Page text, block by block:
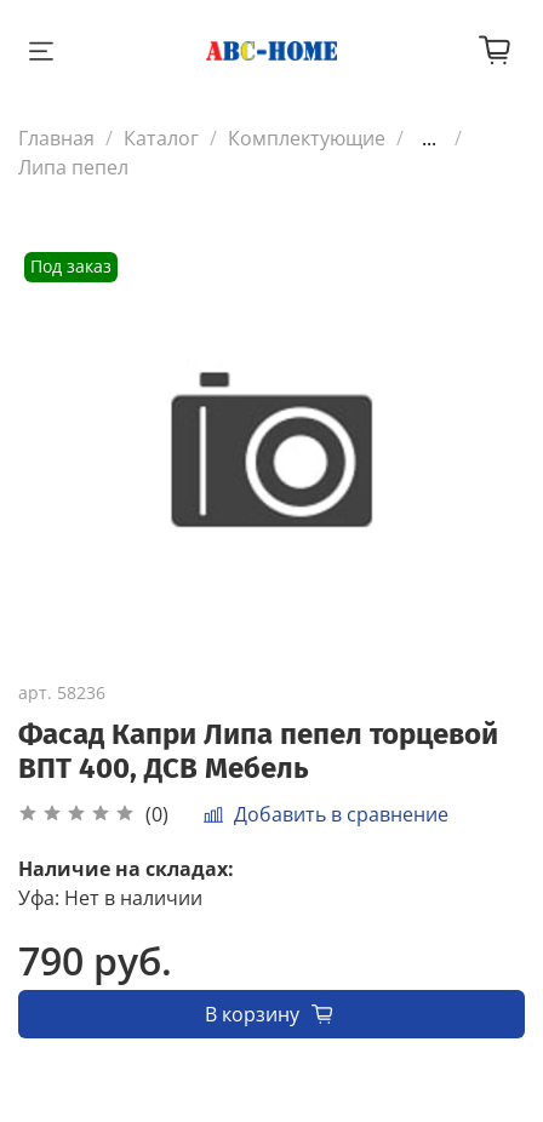
Главная Каталог Комплектующие
...
Липа пепел
Под заказ
арт. 58236
Фасад Капри Липа пепел торцевой
ВПТ 400, ДСВ Мебель
(0) Добавить в сравнение
Наличие на складах:
Уфа: Нет в наличии
790 руб.
В корзину